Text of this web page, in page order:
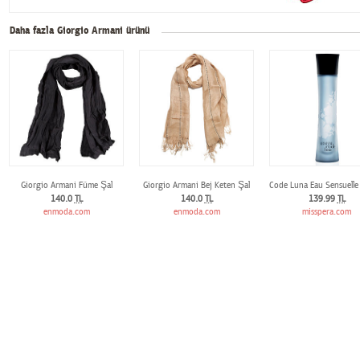
Daha fazla Giorgio Armani ürünü
Giorgio Armani Füme Şal
140.0 TL
enmoda.com
Giorgio Armani Bej Keten Şal
140.0 TL
enmoda.com
Code Luna Eau
139.99 TL
misspera.com